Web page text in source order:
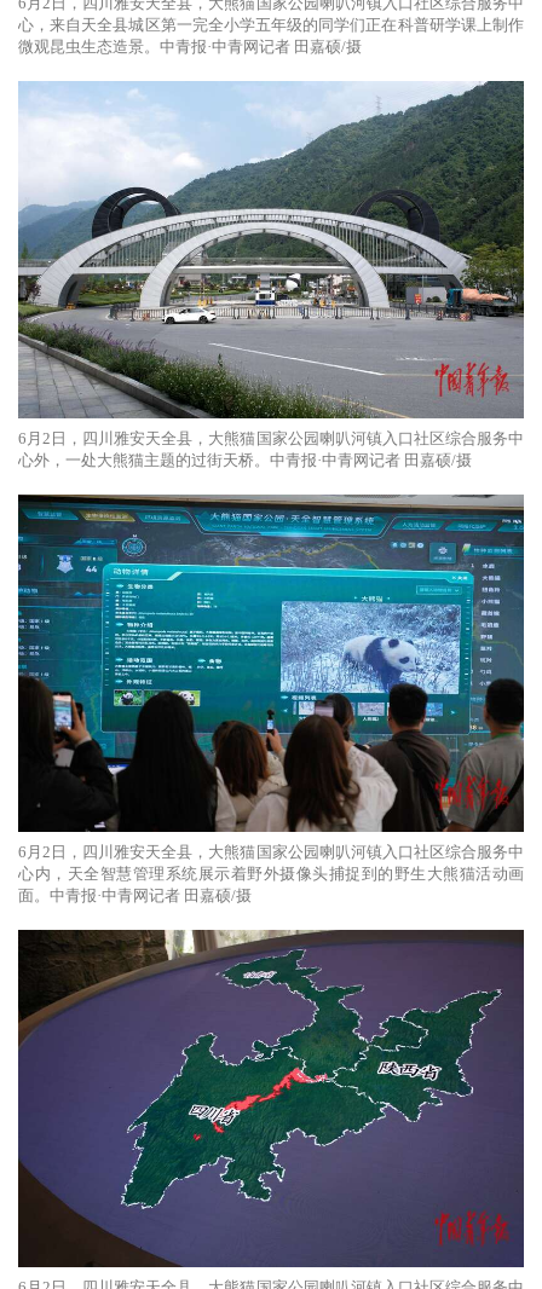
心，来自天全县城区第一完全小学五年级的同学们正在科普研学课上制作
微观昆虫生态造景。中青报·中青网记者 田嘉硕/摄
6月2日，四川雅安天全县，大熊猫国家公园喇叭河镇入口社区综合服务中
心外，一处大熊猫主题的过街天桥。中青报·中青网记者 田嘉硕/摄
6月2日，四川雅安天全县，大熊猫国家公园喇叭河镇入口社区综合服务中
心内，天全智慧管理系统展示着野外摄像头捕捉到的野生大熊猫活动画
面。中青报·中青网记者 田嘉硕/摄